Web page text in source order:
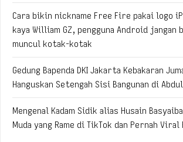
Cara bikin nickname Free Fire pakai logo
kaya William GZ, pengguna Android jangan
muncul kotak-kotak
Gedung Bapenda DKI Jakarta Kebakaran
Hanguskan Setengah Sisi Bangunan di
Mengenal Kadam Sidik alias Husain
Muda yang Rame di TikTok dan Pernah